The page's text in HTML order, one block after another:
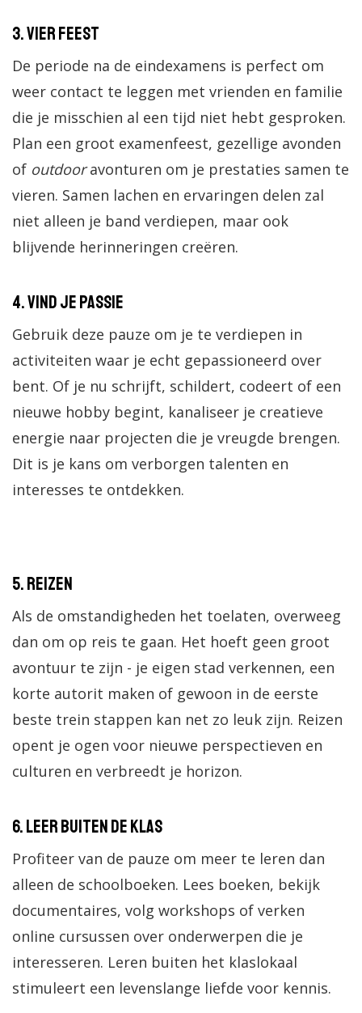
3. Vier feest
De periode na de eindexamens is perfect om
weer contact te leggen met vrienden en familie
die je misschien al een tijd niet hebt gesproken.
Plan een groot examenfeest, gezellige avonden
of outdooravonturen om je prestaties samen te
vieren. Samen lachen en ervaringen delen zal
niet alleen je band verdiepen, maar ook
blijvende herinneringen creëren.
4. Vind je passie
Gebruik deze pauze om je te verdiepen in
activiteiten waar je echt gepassioneerd over
bent. Of je nu schrijft, schildert, codeert of een
nieuwe hobby begint, kanaliseer je creatieve
energie naar projecten die je vreugde brengen.
Dit is je kans om verborgen talenten en
interesses te ontdekken.
5. Reizen
Als de omstandigheden het toelaten, overweeg
dan om op reis te gaan. Het hoeft geen groot
avontuur te zijn - je eigen stad verkennen, een
korte autorit maken of gewoon in de eerste
beste trein stappen kan net zo leuk zijn. Reizen
opent je ogen voor nieuwe perspectieven en
culturen en verbreedt je horizon.
6. Leer buiten de klas
Profiteer van de pauze om meer te leren dan
alleen de schoolboeken. Lees boeken, bekijk
documentaires, volg workshops of verken
online cursussen over onderwerpen die je
interesseren. Leren buiten het klaslokaal
stimuleert een levenslange liefde voor kennis.